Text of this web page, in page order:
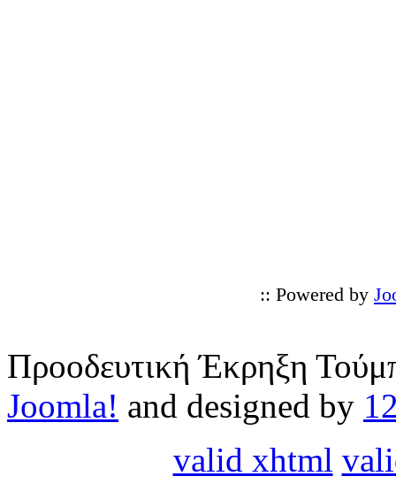
:: Powered by
Προοδευτική Έκρηξη
Joomla! and designed by
valid xhtml